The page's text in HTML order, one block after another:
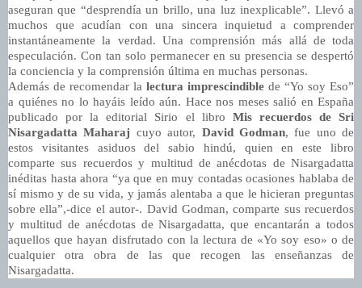
aseguran que “desprendía un brillo, una luz inexplicable”. Llevó a
muchos que acudían con una sincera inquietud a comprender
instantáneamente la verdad. Una comprensión más allá de toda
especulación. Con tan solo permanecer en su presencia se despertó
la conciencia y la comprensión última en muchas personas.
Además de recomendar la lectura imprescindible de “Yo soy Eso”
a quiénes no lo hayáis leído aún. Hace nos meses salió en España
publicado por la editorial Sirio el libro Mis recuerdos de Sri
Nisargadatta Maharaj cuyo autor, David Godman, fue uno de
estos visitantes asiduos del sabio hindú, quien en este libro
comparte sus recuerdos y multitud de anécdotas de Nisargadatta
inéditas hasta ahora “ya que en muy contadas ocasiones hablaba de
sí mismo y de su vida, y jamás alentaba a que le hicieran preguntas
sobre ella”,-dice el autor-. David Godman, comparte sus recuerdos
y multitud de anécdotas de Nisargadatta, que encantarán a todos
aquellos que hayan disfrutado con la lectura de «Yo soy eso» o de
cualquier otra obra de las que recogen las enseñanzas de
Nisargadatta.